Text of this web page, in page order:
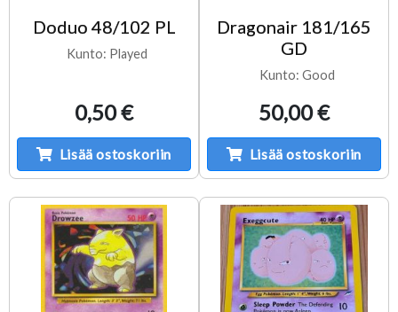
Doduo 48/102 PL
Kunto: Played
0,50 €
Lisää ostoskoriin
Dragonair 181/165
GD
Kunto: Good
50,00 €
Lisää ostoskoriin